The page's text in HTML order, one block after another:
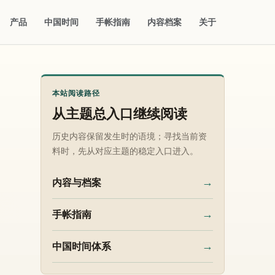
产品 中国时间 手帐指南 内容档案 关于
本站阅读路径
从主题总入口继续阅读
历史内容保留发生时的语境；寻找当前资
料时，先从对应主题的稳定入口进入。
内容与档案 →
手帐指南 →
中国时间体系 →